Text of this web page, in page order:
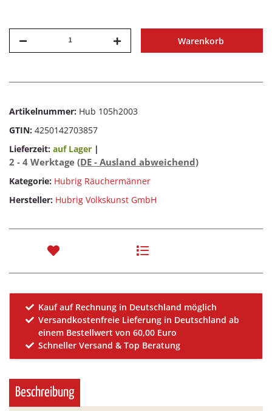
Warenkorb
Artikelnummer: Hub 105h2003
GTIN: 4250142703857
Lieferzeit: auf Lager |
2 - 4 Werktage (DE - Ausland abweichend)
Kategorie: Hubrig Räuchermänner
Hersteller: Hubrig Volkskunst GmbH
Kauf auf Rechnung in Deutschland möglich
Versandkostenfreie Lieferung in Deutschland ab
einem Bestellwert von 60,00 Euro
Schneller Versand & Top Beratung
Beschreibung